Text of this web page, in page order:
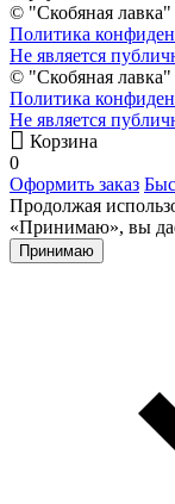
© "Скобяная лавка"
Политика
Не является
© "Скобяная лавка"
Политика
Не является
Корзина
0
Оформить заказ
Продолжая
«Принимаю», вы
Принимаю